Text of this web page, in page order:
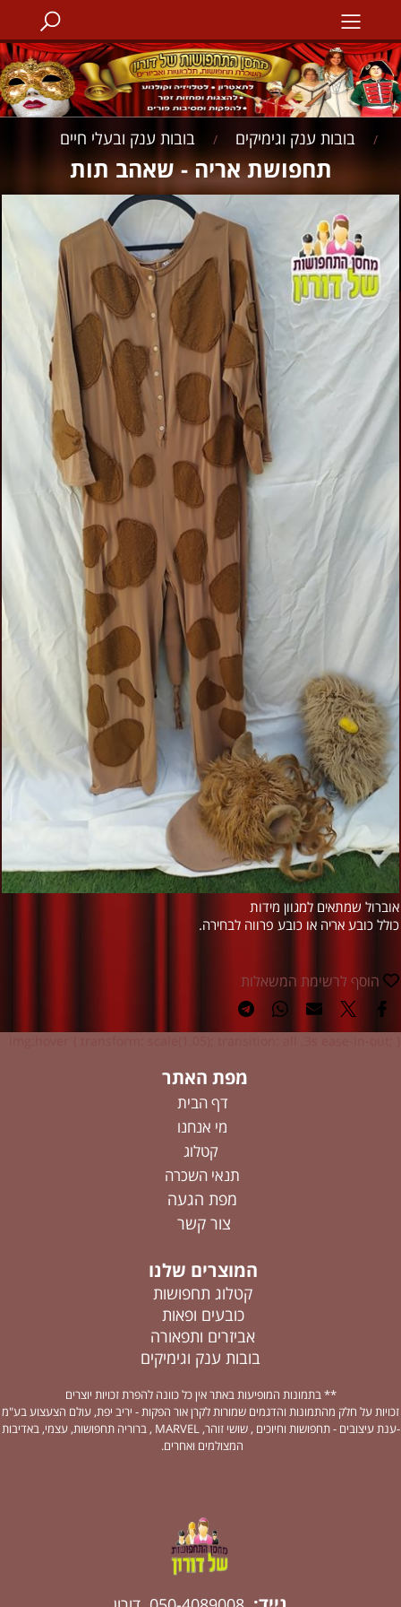
/ בובות ענק וגימיקים / בובות ענק ובעלי חיים
תחפושת אריה - שאהב תות
אוברול שמתאים למגוון מידות
כולל כובע אריה או כובע פרווה לבחירה.
הוסף לרשימת המשאלות
מפת האתר
דף הבית
מי אנחנו
קטלוג
תנאי השכרה
מפת הגעה
צור קשר
המוצרים שלנו
קטלוג תחפושות
כובעים ופאות
אביזרים ותפאורה
בובות ענק וגימיקים
** בתמונות המופיעות באתר אין כל כוונה להפרת זכויות יוצרים
זכויות על חלק מהתמונות והדגמים שמורות לקרן אור הפקות - יריב יפת, עולם הצעצוע בע"מ
-ענת עיצובים - תחפושות וחיוכים , שושי זוהר, MARVEL , ברוריה תחפושות, עצמי, באדיבות
המצולמים ואחרים.